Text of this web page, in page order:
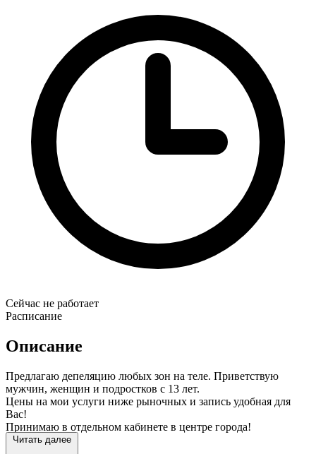
Сейчас не работает
Расписание
Описание
Предлагаю депеляцию любых зон на теле. Приветствую
мужчин, женщин и подростков с 13 лет.
Цены на мои услуги ниже рыночных и запись удобная для
Вас!
Принимаю в отдельном кабинете в центре города!
Читать далее